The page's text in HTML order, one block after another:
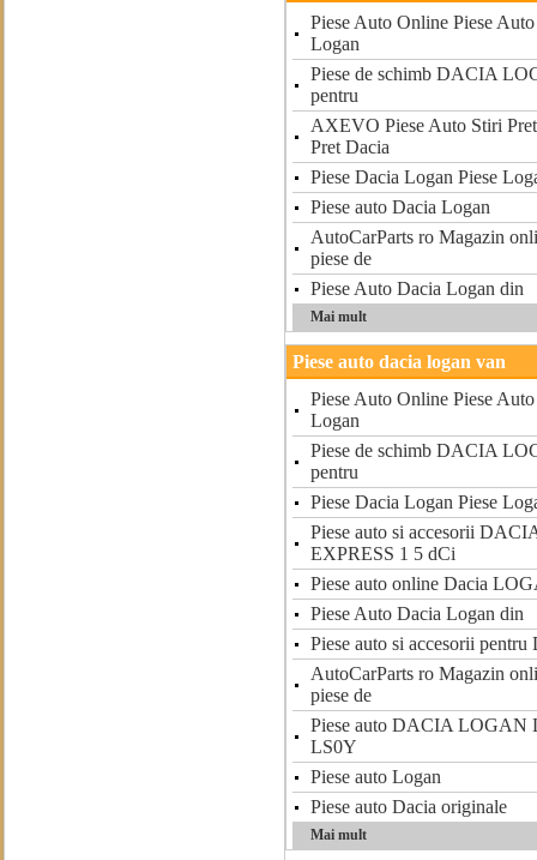
Piese Auto Online Piese
Logan
Piese de schimb DACIA
pentru
AXEVO Piese Auto Stiri
Pret Dacia
Piese Dacia Logan Piese
Piese auto Dacia Logan
AutoCarParts ro Magazin
piese de
Piese Auto Dacia Logan din
Mai mult
Piese auto dacia logan van
Piese Auto Online Piese
Logan
Piese de schimb DACIA
pentru
Piese Dacia Logan Piese
Piese auto si accesorii
EXPRESS 1 5 dCi
Piese auto online Dacia
Piese Auto Dacia Logan din
Piese auto si accesorii pentru
AutoCarParts ro Magazin
piese de
Piese auto DACIA LOGAN
LS0Y
Piese auto Logan
Piese auto Dacia originale
Mai mult